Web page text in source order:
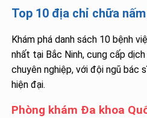
Top 10 địa chỉ chữa
Khám phá danh sách 10 bệnh
nhất tại Bắc Ninh, cung cấp
chuyên nghiệp, với đội ngũ bác
hiện đại.
Phòng khám Đa khoa